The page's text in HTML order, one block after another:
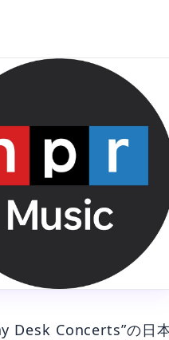
Desk Concerts”の日